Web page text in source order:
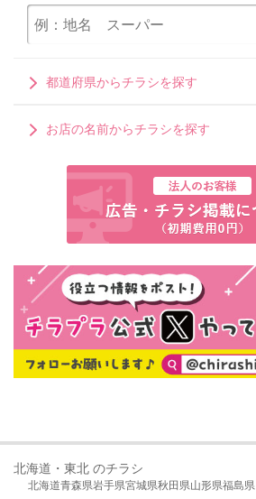
都道府県からチラシを探す
お店の名前からチラシを探す
北海道・東北 のチラシ
北海道青森県岩手県宮城県秋田県山形県福島県